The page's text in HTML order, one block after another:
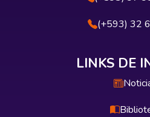
(+593) 32
LINKS DE